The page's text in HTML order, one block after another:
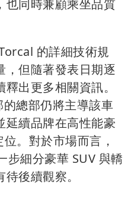
也同時兼顧乘坐品質
的詳細技術規
，但隨著發表日期逐
出更多相關資訊。
總部仍將主導該車
延續品牌在高性能豪
。對於市場而言，
步細分豪華 SUV 與轎
後續觀察。